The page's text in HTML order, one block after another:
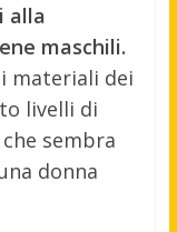
alla
maschili.
materiali dei
livelli di
sembra
donna